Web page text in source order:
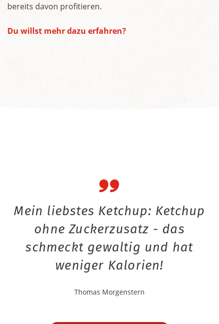
bereits davon profitieren.
Du willst mehr dazu erfahren?
Mein liebstes Ketchup: Ketchup
ohne Zuckerzusatz - das
schmeckt gewaltig und hat
weniger Kalorien!
Thomas Morgenstern